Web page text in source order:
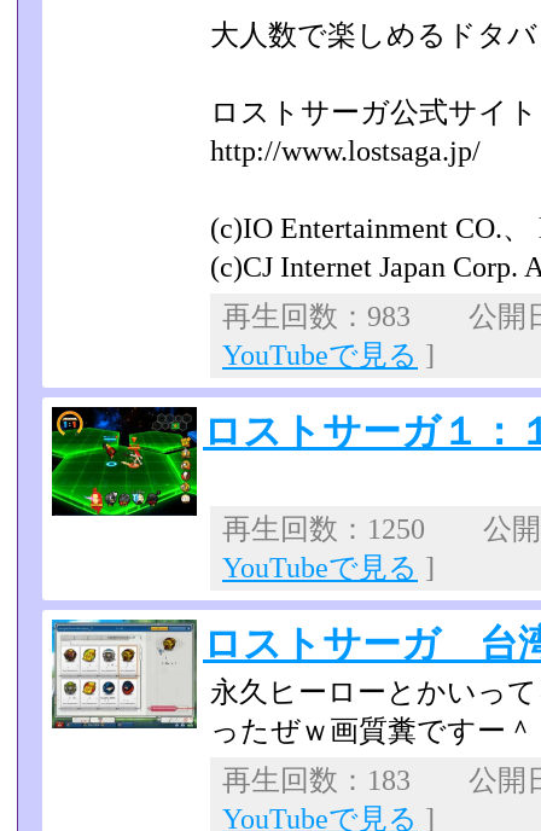
大人数で楽しめるドタ
ロストサーガ公式サイト
http://www.lostsaga.jp/
(c)IO Entertainment CO.、
(c)CJ Internet Japan Corp.
再生回数：983 公開
YouTubeで見る ]
ロストサーガ１：
再生回数：1250 公
YouTubeで見る ]
ロストサーガ 台
永久ヒーローとかいっ
ったぜｗ画質糞ですー
再生回数：183 公
YouTubeで見る ]